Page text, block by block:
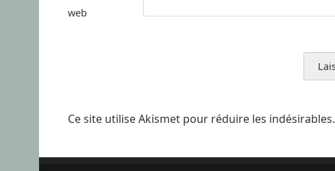
web
Ce site utilise Akismet pour réduire les indésirables.